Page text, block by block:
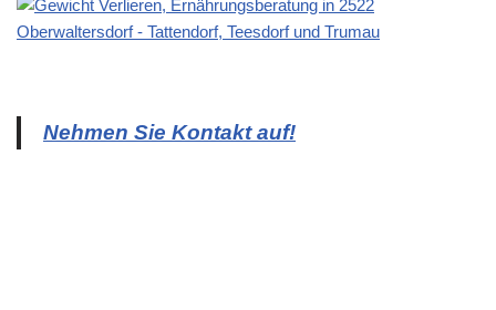
Nehmen Sie Kontakt auf!